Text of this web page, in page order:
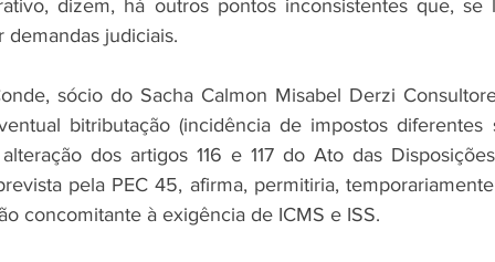
dizem, há outros pontos inconsistentes que, se
judiciais.
sócio do Sacha Calmon Misabel Derzi
bitributação (incidência de impostos diferentes
dos artigos 116 e 117 do Ato das
pela PEC 45, afirma, permitiria,
concomitante à exigência de ICMS e ISS.